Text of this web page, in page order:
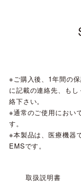
※ご購入後、1年間の
に記載の連絡先、も
絡下さい。
※通常のご使用におい
す。
※本製品は、医療機器
EMSです。
取扱説明書